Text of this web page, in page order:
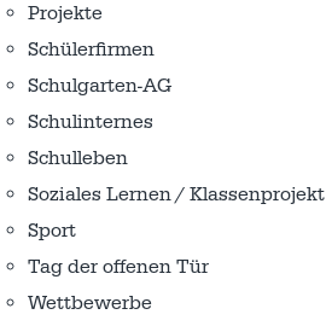
Projekte
Schülerfirmen
Schulgarten-AG
Schulinternes
Schulleben
Soziales Lernen / Klassenprojekt
Sport
Tag der offenen Tür
Wettbewerbe